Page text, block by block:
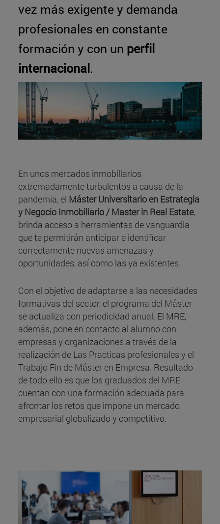
vez más exigente y demanda
profesionales en constante
formación y con un perfil
internacional.
En unos mercados inmobiliarios
extremadamente turbulentos a causa de la
pandemia, el Máster Universitario en Estrategia
y Negocio Inmobiliario / Master in Real Estate,
brinda acceso a herramientas de vanguardia
que te permitirán anticipar e identificar
correctamente nuevas amenazas y
oportunidades, así como las ya existentes.
Con el objetivo de adaptarse a las necesidades
formativas del sector, el programa del Máster
se actualiza con periodicidad anual. El MRE,
además, pone en contacto al alumno con
empresas y organizaciones a través de la
realización de Las Practicas profesionales y el
Trabajo Fin de Máster en Empresa. Resultado
de todo ello es que los graduados del MRE
cuentan con una formación adecuada para
afrontar los retos que impone un mercado
empresarial globalizado y competitivo.